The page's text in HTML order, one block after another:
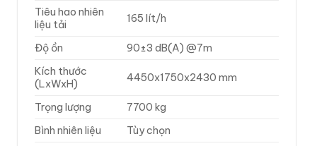
Tiêu hao nhiên
liệu tải
165 lít/h
Độ ồn
90±3 dB(A) @7m
Kích thước
(LxWxH)
4450x1750x2430 mm
Trọng lượng
7700 kg
Bình nhiên liệu
Tùy chọn